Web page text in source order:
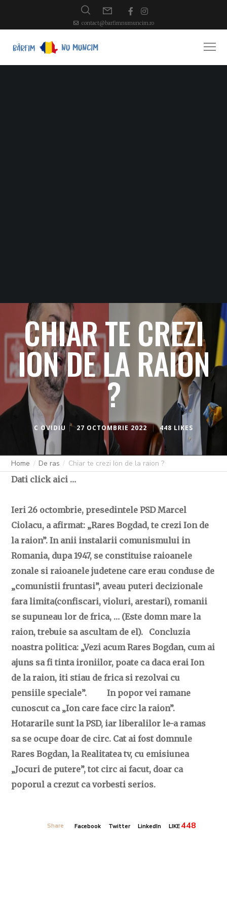
contact@barfimnumuncim.ro
CHIAR TE CREZI
ION DE LA RAION
?
C OVIDIU 27 OCTOMBRIE 2022 448 LIKES
Home De ras Chiar te crezi Ion de la raion ?
Dati click aici …
Ieri 26 octombrie, presedintele PSD Marcel
Ciolacu, a afirmat: „Rares Bogdad, te crezi Ion de
la raion”. In anii instalarii comunismului in
Romania, dupa 1947, se constituise raioanele
zonale si raioanele judetene care erau conduse de
„comunistii fruntasi”, aveau puteri decizionale
fara limita(confiscari, violuri, arestari), romanii
se supuneau lor de frica, … (Este domn mare la
raion, trebuie sa ascultam de el). Concluzia
noastra politica: „Vezi acum Rares Bogdan, cum ai
ajuns sa fi tinta ironiilor, poate ca daca erai Ion
de la raion, iti stiau de frica si rezolvai cu
pensiile speciale”. In popor vei ramane
cunoscut ca „Ion care face circ la raion”.
Hotararile sunt la PSD, iar liberalilor le-a ramas
sa se ocupe doar de circ. Cat ai fost domnule
Rares Bogdan, la Realitatea tv, cu emisiunea
„Jocuri de putere”, tot circ ai facut, doar ca
poporul a crezut ca vorbesti serios.
Share Facebook Twitter LinkedIn LIKE 448